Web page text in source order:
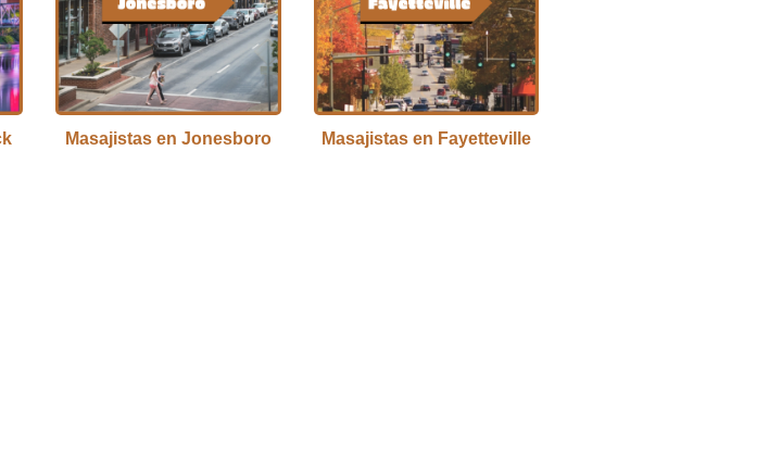
Masajistas en Jonesboro Masajistas en Fayetteville